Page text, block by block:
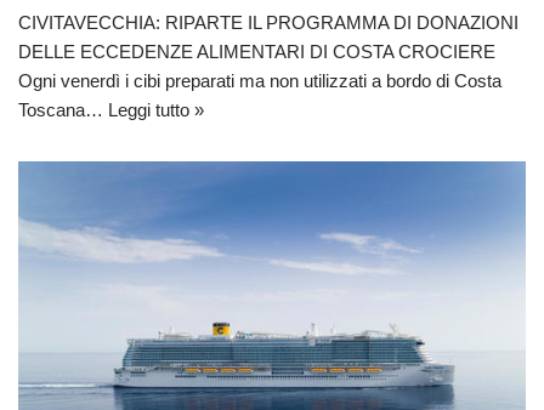
CIVITAVECCHIA: RIPARTE IL PROGRAMMA DI DONAZIONI
DELLE ECCEDENZE ALIMENTARI DI COSTA CROCIERE
Ogni venerdì i cibi preparati ma non utilizzati a bordo di Costa
Toscana… Leggi tutto »